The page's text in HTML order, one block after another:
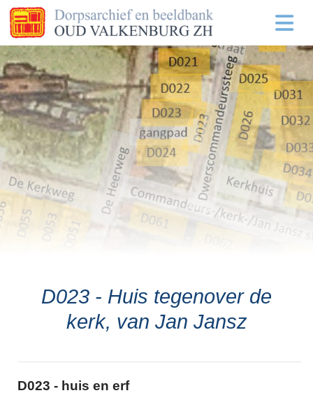
D023 - Huis tegenover de
kerk, van Jan Jansz
D023 - huis en erf